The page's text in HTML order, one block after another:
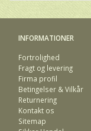
INFORMATIONER
Fortrolighed
Fragt og levering
Firma profil
Betingelser & Vilkår
Returnering
Kontakt os
Sitemap